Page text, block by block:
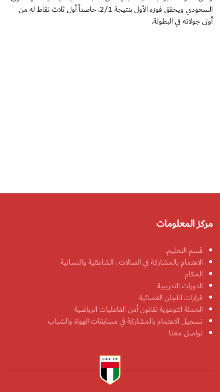
السعودي ويحقق فوزه الأول بنتيجة 2/1، حاصداً أول ثلاث نقاط له من
أولى جولاته في البطولة.
مركز المعلومات
قسم التعليم.
الاهتمام بالمشاركة في الصالات ، الشاطئية والنسائية
الحكام
الدورات التدريبية
قرارات اللجان القضائية
الحملة التوعوية لقانون أمن الفاعليات الرياضية
تسجيل الاهتمام بالمشاركة في مسابقات الهواة والشباب
تواصل معنا